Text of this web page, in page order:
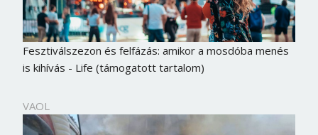
Fesztiválszezon és felfázás: amikor a mosdóba menés
is kihívás - Life (támogatott tartalom)
VAOL